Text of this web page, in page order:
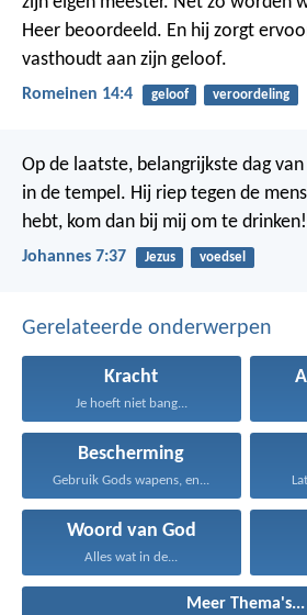
Heer beoordeeld. En hij zorgt
vasthoudt aan zijn geloof.
Romeinen 14:4 geloof veroordeling
Op de laatste, belangrijkste dag
in de tempel. Hij riep tegen de
hebt, kom dan bij mij om te
Johannes 7:37 Jezus voedsel
Gerelateerde onderwerpen
Kracht
Je hoeft niet bang...
Bescherming
Gebruik Gods wapens, en...
Woord van God
Alles wat in de...
Meer Thema's...